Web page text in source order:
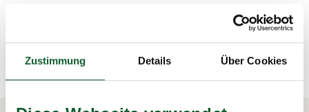
Zustimmung Details Über Cookies
mehr erfahren
mehr erfahren